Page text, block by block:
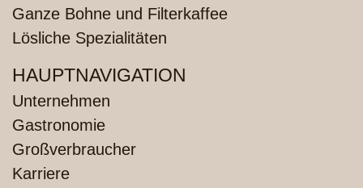
Ganze Bohne und Filterkaffee
Lösliche Spezialitäten
HAUPTNAVIGATION
Unternehmen
Gastronomie
Großverbraucher
Karriere